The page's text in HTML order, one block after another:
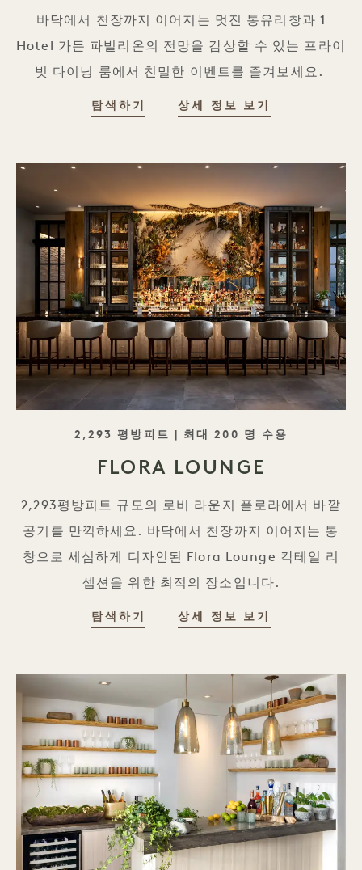
바닥에서 천장까지 이어지는 멋진 통유리창과 1
Hotel 가든 파빌리온의 전망을 감상할 수 있는 프라이
빗 다이닝 룸에서 친밀한 이벤트를 즐겨보세요.
탐색하기 상세 정보 보기
태그라인
2,293 평방피트 | 최대 200 명 수용
FLORA LOUNGE
2,293평방피트 규모의 로비 라운지 플로라에서 바깥
공기를 만끽하세요. 바닥에서 천장까지 이어지는 통
창으로 세심하게 디자인된 Flora Lounge 칵테일 리
셉션을 위한 최적의 장소입니다.
탐색하기 상세 정보 보기